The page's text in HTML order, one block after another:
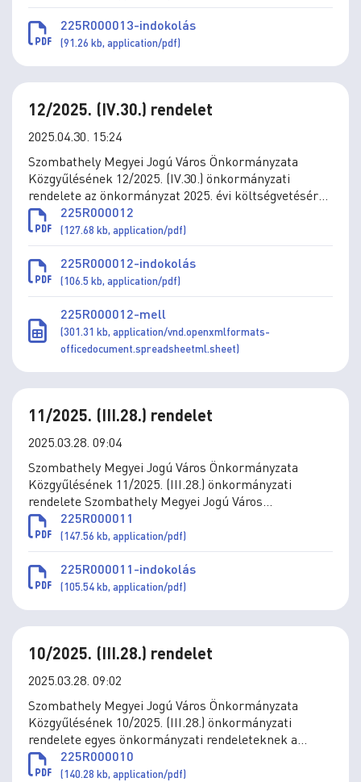
225R000013-indokolás
(91.26 kb, application/pdf)
12/2025. (IV.30.) rendelet
2025.04.30. 15:24
Szombathely Megyei Jogú Város Önkormányzata
Közgyűlésének 12/2025. (IV.30.) önkormányzati
rendelete az önkormányzat 2025. évi költségvetéséről
szóló 4/2025. (II.28.) önkormányzati rendelet
módosításáról
225R000012
(127.68 kb, application/pdf)
225R000012-indokolás
(106.5 kb, application/pdf)
225R000012-mell
(301.31 kb, application/vnd.openxmlformats-
officedocument.spreadsheetml.sheet)
11/2025. (III.28.) rendelet
2025.03.28. 09:04
Szombathely Megyei Jogú Város Önkormányzata
Közgyűlésének 11/2025. (III.28.) önkormányzati
rendelete Szombathely Megyei Jogú Város
Önkormányzata vagyonáról szóló 40/2014. (XII.23.)
önkormányzati rendelet módosításáról
225R000011
(147.56 kb, application/pdf)
225R000011-indokolás
(105.54 kb, application/pdf)
10/2025. (III.28.) rendelet
2025.03.28. 09:02
Szombathely Megyei Jogú Város Önkormányzata
Közgyűlésének 10/2025. (III.28.) önkormányzati
rendelete egyes önkormányzati rendeleteknek a
Közterület-felügyelet átnevezésével összefüggő
módosításáról
225R000010
(140.28 kb, application/pdf)